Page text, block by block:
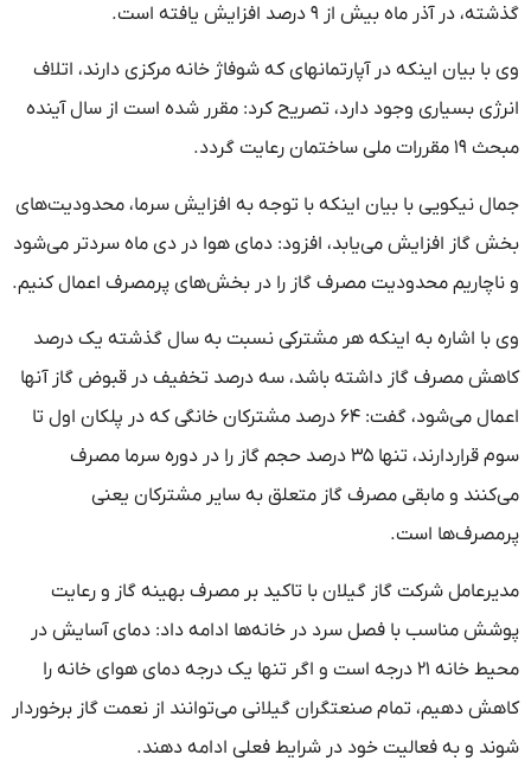
در آذر ماه بیش از ۹ درصد افزایش یافته است.
بیان اینکه در آپارتمانهای که شوفاژ خانه مرکزی دارند، اتلاف
بسیاری وجود دارد، تصریح کرد: مقرر شده است از سال آینده
رعایت گردد.
نیکویی با بیان اینکه با توجه به افزایش سرما، محدودیت‌های
گاز افزایش می‌یابد، افزود: دمای هوا در دی ماه سردتر می‌شود
محدودیت مصرف گاز را در بخش‌های پرمصرف اعمال کنیم.
اشاره به اینکه هر مشترکی نسبت به سال گذشته یک درصد
مصرف گاز داشته باشد، سه درصد تخفیف در قبوض گاز آنها
اعمال می‌شود، گفت: ۶۴ درصد مشترکان خانگی که در پلکان اول تا
سوم قراردارند، تنها ۳۵ درصد حجم گاز را در دوره سرما مصرف
و مابقی مصرف گاز متعلق به سایر مشترکان یعنی
است.
شرکت گاز گیلان با تاکید بر مصرف بهینه گاز و رعایت
مناسب با فصل سرد در خانه‌ها ادامه داد: دمای آسایش در
محیط خانه ۲۱ درجه است و اگر تنها یک درجه دمای هوای خانه را
دهیم، تمام صنعتگران گیلانی می‌توانند از نعمت گاز برخوردار
و به فعالیت خود در شرایط فعلی ادامه دهند.